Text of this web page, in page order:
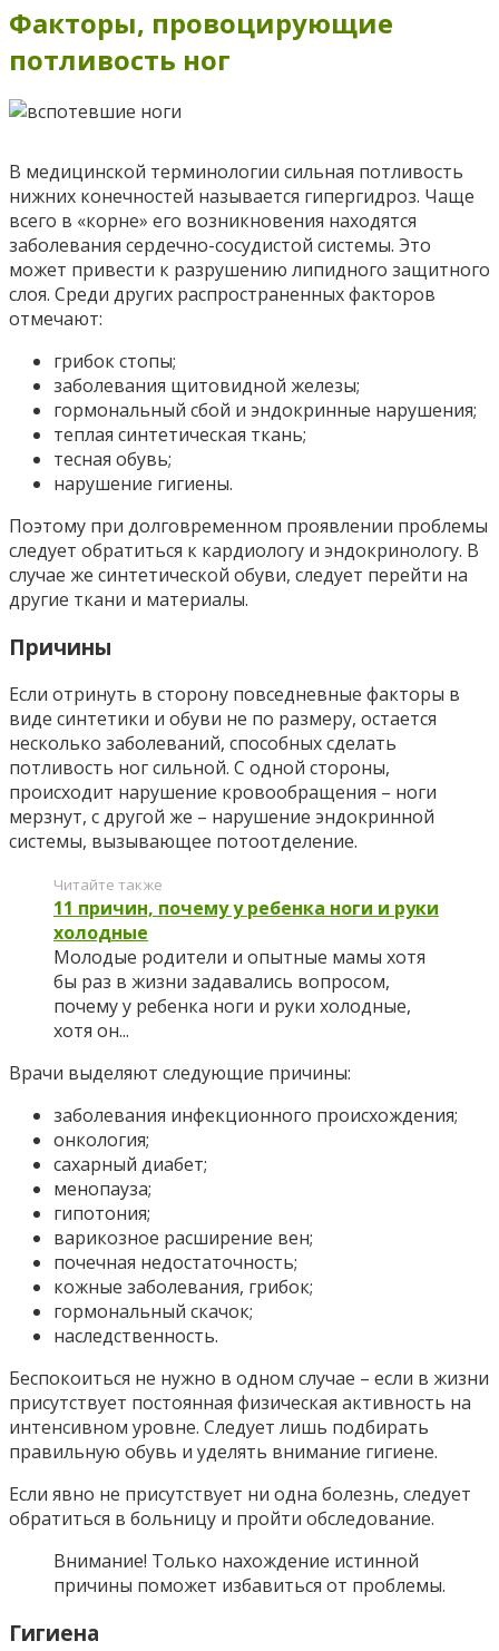
Факторы, провоцирующие
потливость ног
В медицинской терминологии сильная потливость
нижних конечностей называется гипергидроз. Чаще
всего в «корне» его возникновения находятся
заболевания сердечно-сосудистой системы. Это
может привести к разрушению липидного защитного
слоя. Среди других распространенных факторов
отмечают:
грибок стопы;
заболевания щитовидной железы;
гормональный сбой и эндокринные нарушения;
теплая синтетическая ткань;
тесная обувь;
нарушение гигиены.
Поэтому при долговременном проявлении проблемы
следует обратиться к кардиологу и эндокринологу. В
случае же синтетической обуви, следует перейти на
другие ткани и материалы.
Причины
Если отринуть в сторону повседневные факторы в
виде синтетики и обуви не по размеру, остается
несколько заболеваний, способных сделать
потливость ног сильной. С одной стороны,
происходит нарушение кровообращения – ноги
мерзнут, с другой же – нарушение эндокринной
системы, вызывающее потоотделение.
Читайте также
11 причин, почему у ребенка ноги и руки
холодные
Молодые родители и опытные мамы хотя
бы раз в жизни задавались вопросом,
почему у ребенка ноги и руки холодные,
хотя он...
Врачи выделяют следующие причины:
заболевания инфекционного происхождения;
онкология;
сахарный диабет;
менопауза;
гипотония;
варикозное расширение вен;
почечная недостаточность;
кожные заболевания, грибок;
гормональный скачок;
наследственность.
Беспокоиться не нужно в одном случае – если в жизни
присутствует постоянная физическая активность на
интенсивном уровне. Следует лишь подбирать
правильную обувь и уделять внимание гигиене.
Если явно не присутствует ни одна болезнь, следует
обратиться в больницу и пройти обследование.
Внимание! Только нахождение истинной
причины поможет избавиться от проблемы.
Гигиена